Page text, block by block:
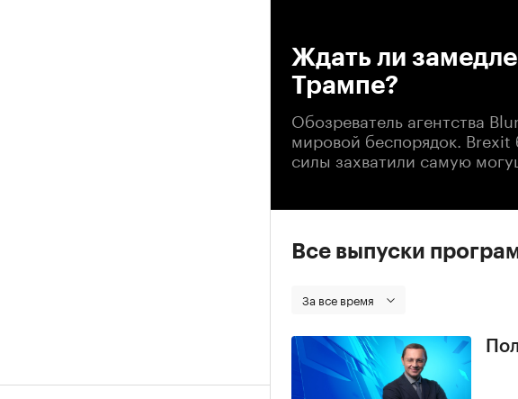
Ждать ли
Трампе?
Обозреватель агентства
мировой беспорядок. Brexit
силы захватили самую
Все выпуски
За все время